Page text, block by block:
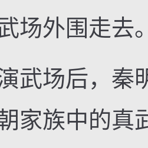
场外围走去
场后，秦
家族中的真